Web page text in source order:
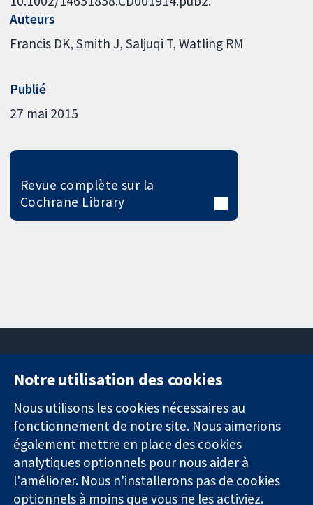
Auteurs
Francis DK Smith J Saljuqi T Watling RM
Publié
27 mai 2015
Revue complète sur la
Cochrane Library
Des données
probantes.
Des décisions
éclairées.
Une meilleure
santé.
11-13 Cavendish
Square
Londres
W1G0AN
Royaume-Uni
nous
Actualités
presse
Qui sommes-
nous
Offres
Notre utilisation des cookies
Nous utilisons les cookies nécessaires au
fonctionnement de notre site. Nous aimerions
également mettre en place des cookies
analytiques optionnels pour nous aider à
l'améliorer. Nous n'installerons pas de cookies
optionnels à moins que vous ne les activiez.